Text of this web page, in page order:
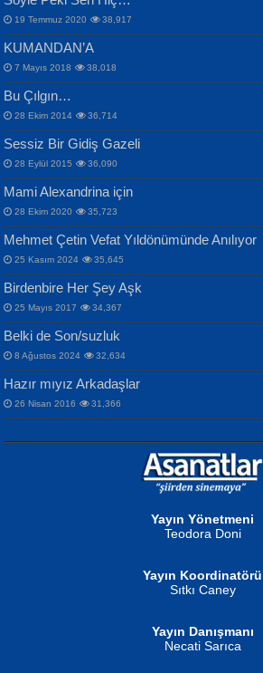
İPEK ACAR SERT
Gazze’nin Şecaati, Ümmetin İmtihanı...
MAHMUT GÜRBÜZ
İbrahim Olmak ve Bitirebilmek...
NURAN KÖSE BAYDAR
Selahattin Yıldız
İdrakimle Üşürken...
Songül Özel
Mahzen...
Ben Deniz Değilim ki...
ERDEM BAYAZIT
Sana, Bana, Vatanıma, Ülkemin
İnsanlarına Dair...
NAZIM HİKMET RAN
Bir Cezaevinde, Tecritteki Adamın
Mektupları...
19 Temmuz 2020 38,917
KUMANDAN’A
7 Mayıs 2018 38,018
Bu Çılgın…
28 Ekim 2014 36,714
Sessiz Bir Gidiş Gazeli
28 Eylül 2015 36,090
Mami Alexandrina için
28 Ekim 2020 35,723
Mehmet Çetin Vefat Yıldönümünde Anılıyor
25 Kasım 2024 35,645
Birdenbire Her Şey Aşk
25 Mayıs 2017 34,367
Belki de Son/suzluk
8 Ağustos 2024 32,634
Hazır mıyız Arkadaşlar
26 Nisan 2016 31,366
Yayın Yönetmeni
Teodora Doni
Yayın Koordinatörü
Sıtkı Caney
Yayın Danışmanı
Necati Sarıca